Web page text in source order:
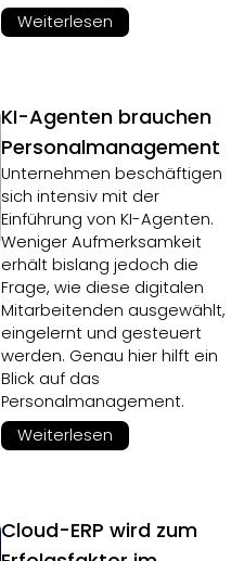
Weiterlesen
KI-Agenten brauchen
Personalmanagement
Unternehmen beschäftigen
sich intensiv mit der
Einführung von KI-Agenten.
Weniger Aufmerksamkeit
erhält bislang jedoch die
Frage, wie diese digitalen
Mitarbeitenden ausgewählt,
eingelernt und gesteuert
werden. Genau hier hilft ein
Blick auf das
Personalmanagement.
Weiterlesen
Cloud-ERP wird zum